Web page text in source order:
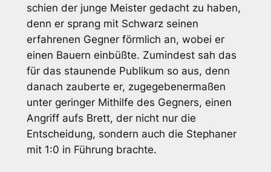
schien der junge Meister gedacht zu haben,
denn er sprang mit Schwarz seinen
erfahrenen Gegner förmlich an, wobei er
einen Bauern einbüßte. Zumindest sah das
für das staunende Publikum so aus, denn
danach zauberte er, zugegebenermaßen
unter geringer Mithilfe des Gegners, einen
Angriff aufs Brett, der nicht nur die
Entscheidung, sondern auch die Stephaner
mit 1:0 in Führung brachte.